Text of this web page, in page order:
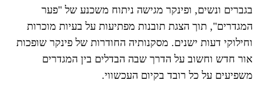
בגברים ונשים, ופינקר מגישה ניתוח משכנע של "פער
המגדרים", תוך הצגת תובנות מפתיעות על בעיות מוכרות
וחילוקי דעות ישנים. מסקנותיה החודרות של פינקר שופכות
אור חדש וחשוב על הדרך שבה הבדלים בין המגדרים
משפיעים על כל רובד בקיום העכשווי.